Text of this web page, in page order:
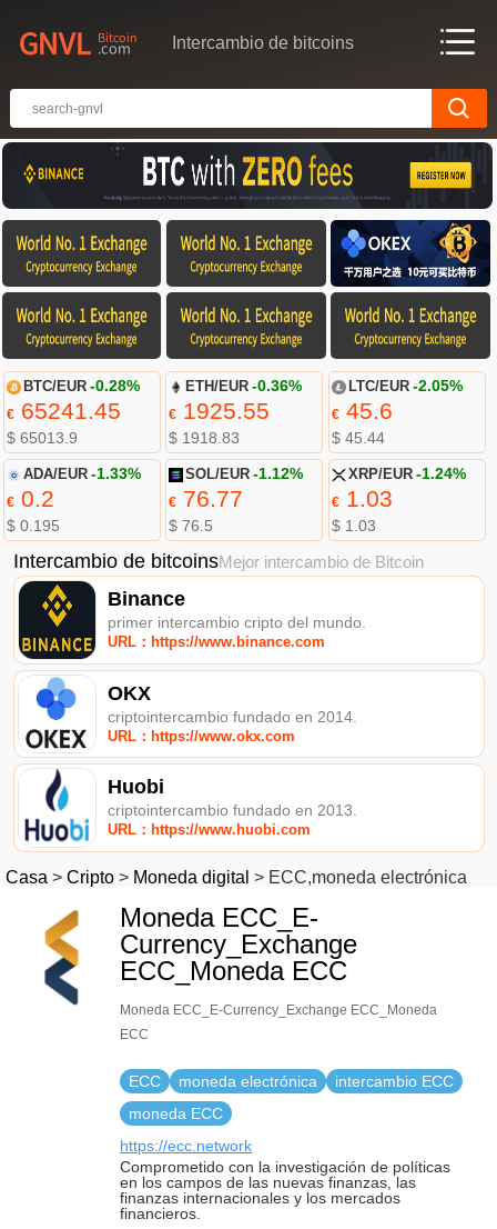
Intercambio de bitcoins
BTC/EUR -0.28%
€65241.45
$ 65013.9
ETH/EUR -0.36%
€ 1925.55
$ 1918.83
LTC/EUR -2.05%
€45.6
$ 45.44
ADA/EUR -1.33%
€0.2
$ 0.195
SOL/EUR -1.12%
€ 76.77
$ 76.5
XRP/EUR -1.24%
€1.03
$ 1.03
Intercambio de bitcoinsMejor intercambio de Bitcoin
Binance
primer intercambio cripto del mundo.
URL：https://www.binance.com
OKX
criptointercambio fundado en 2014.
URL：https://www.okx.com
Huobi
criptointercambio fundado en 2013.
URL：https://www.huobi.com
Casa > Cripto > Moneda digital > ECC,moneda electrónica
Moneda ECC_E-
Currency_Exchange
ECC_Moneda ECC
Moneda ECC_E-Currency_Exchange ECC_Moneda
ECC
ECC moneda electrónica
intercambio ECC
moneda ECC
https://ecc.network
Comprometido con la investigación de políticas
en los campos de las nuevas finanzas, las
finanzas internacionales y los mercados
financieros.